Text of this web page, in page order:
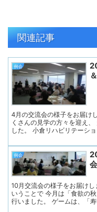
関連記事
例会
4月の交流会の様子をお届け
くさんの見学の方々を迎え
した。 小倉リハビリテーシ
野球大会 結果発表」でした
上位に上がれるのかを皆で
は5校が出場 東筑（福岡）
学園（宮崎）、伊万里（佐賀
は・・・！？ 結果は、創成
方々には、大きな拍手！ そ
しいポケットティッシュも
て、今月のテーマトークは
例会
10月交流会の様子をお届け
いうことで 今月は「食欲の
行いました。 ゲームは、「